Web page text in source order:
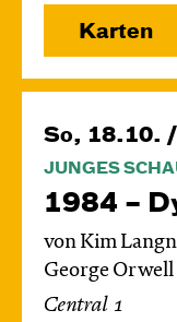
Karten
So, 18.10.
JUNGES
1984 –
von Kim
George Orwell
Central 1